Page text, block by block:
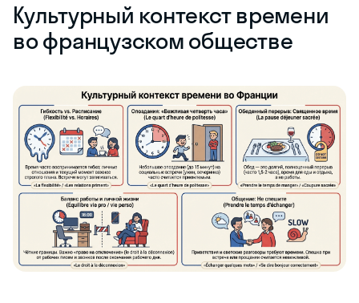
Культурный контекст времени
во французском обществе